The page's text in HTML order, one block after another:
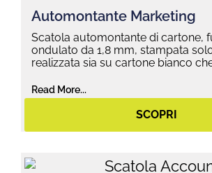
Automontante Marketing
Scatola automontante di cartone,
ondulato da 1,8 mm, stampata
realizzata sia su cartone bianco
Read More...
SCOPRI